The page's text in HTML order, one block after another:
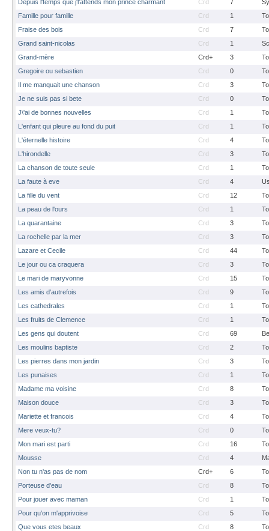
Depuis l'temps que j'l'attends mon prince charmant
Crd 7
Famille pour famille
Crd 1
Fraise des bois
Crd 7
Grand saint-nicolas
Crd 1
Grand-mère
Crd+ 3
Gregoire ou sebastien
Crd 0
Il me manquait une chanson
Crd 3
Je ne suis pas si bete
Crd 0
J\'ai de bonnes nouvelles
Crd 1
L'enfant qui pleure au fond du puit
Crd 1
L'éternelle histoire
Crd 4
L'hirondelle
Crd 3
La chanson de toute seule
Crd 1
La faute à eve
Crd 4
La fille du vent
Crd 12
La peau de l'ours
Crd 1
La quarantaine
Crd 3
La rochelle par la mer
Crd 3
Lazare et Cecile
Crd 44
Le jour ou ca craquera
Crd 3
Le mari de maryvonne
Crd 15
Les amis d'autrefois
Crd 9
Les cathedrales
Crd 1
Les fruits de Clemence
Crd 1
Les gens qui doutent
Crd 69
Les moulins baptiste
Crd 2
Les pierres dans mon jardin
Crd 3
Les punaises
Crd 1
Madame ma voisine
Crd 8
Maison douce
Crd 3
Mariette et francois
Crd 4
Mere veux-tu?
Crd 0
Mon mari est parti
Crd 16
Mousse
Crd 4
Non tu n'as pas de nom
Crd+ 6
Porteuse d'eau
Crd 8
Pour jouer avec maman
Crd 1
Pour qu'on m'apprivoise
Crd 5
Que vous etes beaux
Crd 8